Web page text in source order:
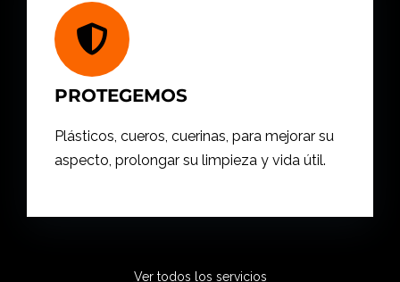
PROTEGEMOS
Plásticos, cueros, cuerinas, para mejorar su
aspecto, prolongar su limpieza y vida útil.
Ver todos los servicios